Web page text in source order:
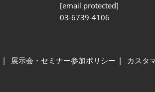
[email protected]
03-6739-4106
展示会・セミナー参加ポリシー
カスタ